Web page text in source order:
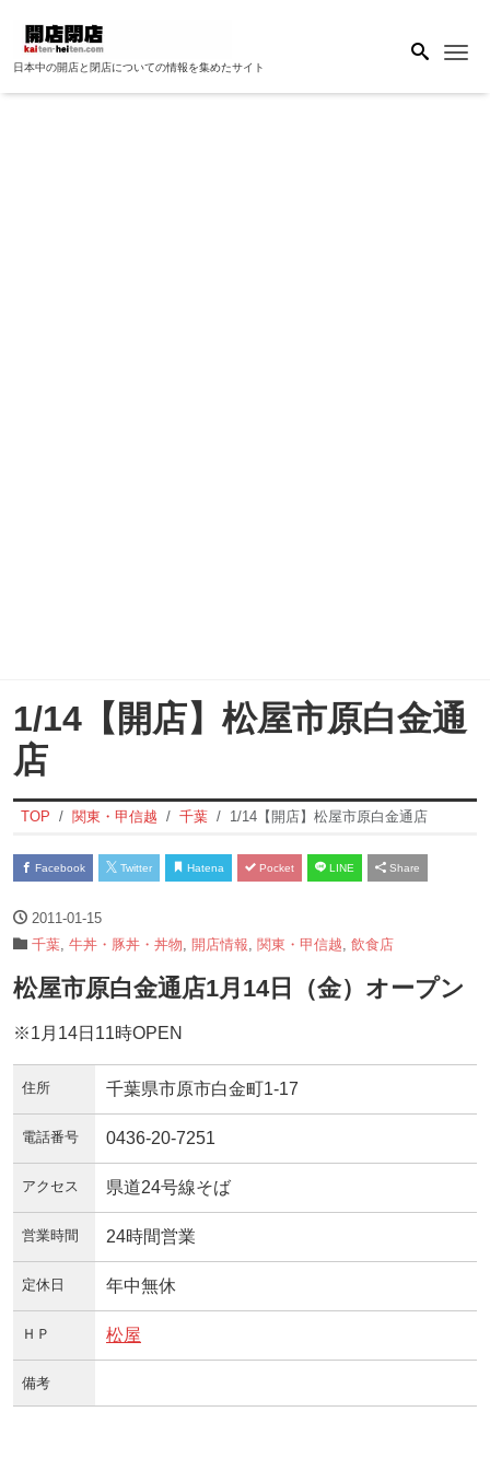
日本中の開店と閉店についての情報を集めたサイト
1/14【開店】松屋市原白金通
店
TOP 関東・甲信越 千葉 1/14【開店】松屋市原白金通店
Facebook Twitter Hatena Pocket LINE Share
2011-01-15
千葉 牛丼・豚丼・丼物 開店情報 関東・甲信越 飲食店
松屋市原白金通店1月14日（金）オープン
※1月14日11時OPEN
住所 千葉県市原市白金町1-17
電話番号 0436-20-7251
アクセス 県道24号線そば
営業時間 24時間営業
定休日 年中無休
ＨＰ 松屋
備考